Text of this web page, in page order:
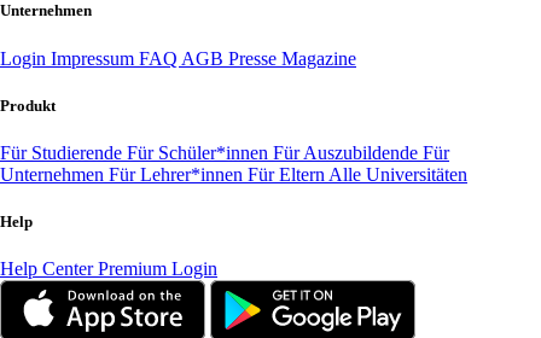
Unternehmen
Login Impressum FAQ AGB Presse Magazine
Produkt
Für Studierende Für Schüler*innen Für Auszubildende Für
Unternehmen Für Lehrer*innen Für Eltern Alle Universitäten
Help
Help CenterPremium Login